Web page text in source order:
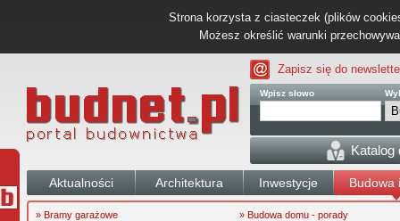
Strona korzysta z ciasteczek (plików
Możesz określić warunki
Zapisz się do
Wpisz słowo
Katalog
Aktualności Architektura Inwestycje Budowa
» Bramy garażowe
» Budowa domu - porady